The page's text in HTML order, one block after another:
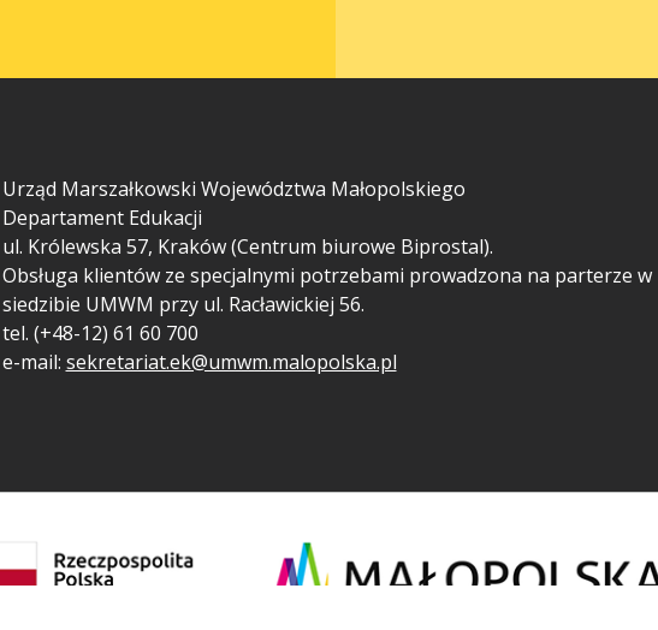
Urząd Marszałkowski Województwa Małopolskiego
Departament Edukacji
ul. Królewska 57, Kraków (Centrum biurowe Biprostal).
Obsługa klientów ze specjalnymi potrzebami prowadzona na parterze w
siedzibie UMWM przy ul. Racławickiej 56.
tel. (+48-12) 61 60 700
e-mail: sekretariat.ek@umwm.malopolska.pl